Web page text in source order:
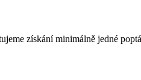
získání minimálně jedné